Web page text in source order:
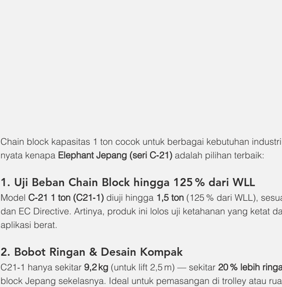
Chain block kapasitas 1 ton cocok untuk berbagai kebutuhan
nyata kenapa Elephant Jepang (seri C‑21) adalah pilihan terbaik:
1. Uji Beban Chain Block hingga 125 % dari WLL
Model C‑21 1 ton (C21‑1) diuji hingga 1,5 ton (125 % dari WLL),
dan EC Directive. Artinya, produk ini lolos uji ketahanan yang ketat
aplikasi berat.
2. Bobot Ringan & Desain Kompak
C21‑1 hanya sekitar 9,2 kg (untuk lift 2,5 m) — sekitar 20 % lebih
block Jepang sekelasnya. Ideal untuk pemasangan di trolley atau